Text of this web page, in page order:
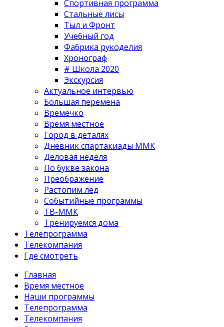
Спортивная программа
Стальные лисы
Тыл и Фронт
Учебный год
Фабрика рукоделия
Хронограф
# Школа 2020
Экскурсия
Актуальное интервью
Большая перемена
Времечко
Время местное
Город в деталях
Дневник спартакиады ММК
Деловая неделя
По букве закона
Преображение
Растопим лёд
Событийные программы
ТВ-ММК
Тренируемся дома
Телепрограмма
Телекомпания
Где смотреть
Главная
Время местное
Наши программы
Телепрограмма
Телекомпания